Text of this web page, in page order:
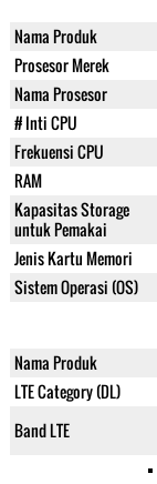
Nama Produk
Prosesor Merek
Nama Prosesor
# Inti CPU
Frekuensi CPU
RAM
Kapasitas Storage
untuk Pemakai
Jenis Kartu Memori
Sistem Operasi (OS)
Nama Produk
LTE Category (DL)
Band LTE